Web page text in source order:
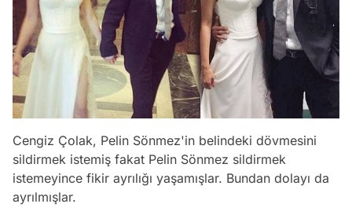
Cengiz Çolak, Pelin Sönmez'in belindeki dövmesini
sildirmek istemiş fakat Pelin Sönmez sildirmek
istemeyince fikir ayrılığı yaşamışlar. Bundan dolayı da
ayrılmışlar.